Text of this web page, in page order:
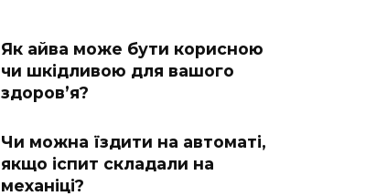
Як айва може бути корисною
чи шкідливою для вашого
здоров’я?
Чи можна їздити на автоматі,
якщо іспит складали на
механіці?